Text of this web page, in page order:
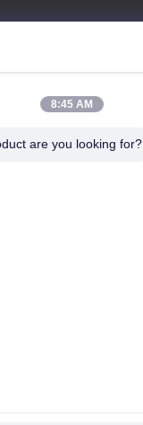
ao fogo
8:45 AM
are you looking for?